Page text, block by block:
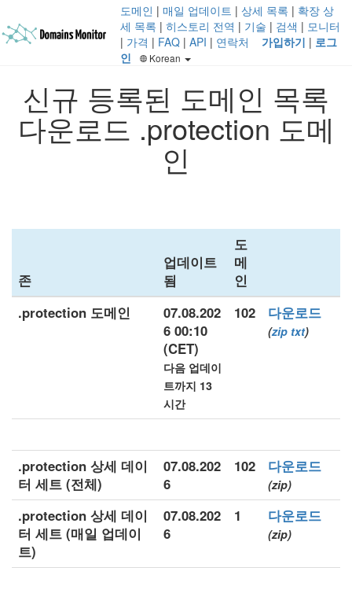
도메인 | 매일 업데이트 | 상세 목록 | 확장 상
세 목록 | 히스토리 전역 | 기술 | 검색 | 모니터
| 가격 | FAQ | API | 연락처 가입하기 | 로그
인
Korean
신규 등록된 도메인 목록
다운로드 .protection 도메
인
존
업데이트
됨
도
메
인
.protection 도메인
07.08.202
6 00:10
(CET)
다음 업데이
트까지 13
시간
102 다운로드
(zip txt)
.protection 상세 데이
터 세트 (전체)
07.08.202
6
102 다운로드
(zip)
.protection 상세 데이
터 세트 (매일 업데이
트)
07.08.202
6
1 다운로드
(zip)